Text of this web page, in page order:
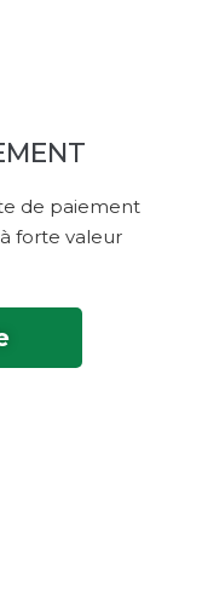
de paiement
forte valeur